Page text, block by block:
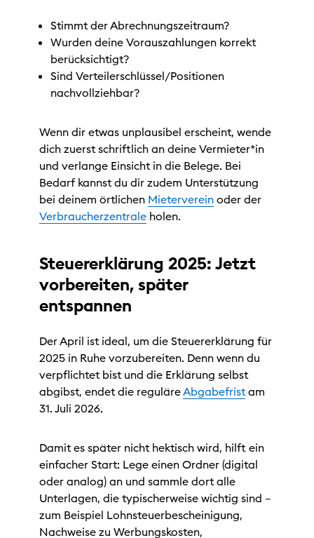
Stimmt der Abrechnungszeitraum?
Wurden deine Vorauszahlungen korrekt
berücksichtigt?
Sind Verteilerschlüssel/Positionen
nachvollziehbar?
Wenn dir etwas unplausibel erscheint, wende
dich zuerst schriftlich an deine Vermieter*in
und verlange Einsicht in die Belege. Bei
Bedarf kannst du dir zudem Unterstützung
bei deinem örtlichen Mietervereinoder der
Verbraucherzentraleholen.
Steuererklärung 2025: Jetzt
vorbereiten, später
entspannen
Der April ist ideal, um die Steuererklärung für
2025 in Ruhe vorzubereiten. Denn wenn du
verpflichtet bist und die Erklärung selbst
abgibst, endet die reguläreAbgabefristam
31. Juli 2026.
Damit es später nicht hektisch wird, hilft ein
einfacher Start: Lege einen Ordner (digital
oder analog) an und sammle dort alle
Unterlagen, die typischerweise wichtig sind –
zum Beispiel Lohnsteuerbescheinigung,
Nachweise zu Werbungskosten,